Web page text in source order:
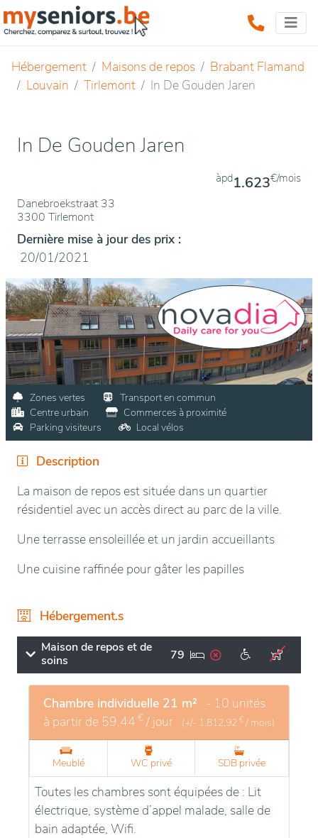
Hébergement Maisons de repos
Brabant Flamand
Louvain
Tirlemont In De Gouden Jaren
In De Gouden Jaren
Danebroekstraat 33
3300 Tirlemont
àpd1.623€/mois
Dernière mise à jour des prix :
20/01/2021
Zones vertes
Transport en commun
Centre urbain
Commerces à proximité
Parking visiteurs
Local vélos
Description
La maison de repos est située dans un quartier
résidentiel avec un accès direct au parc de la ville.
Une terrasse ensoleillée et un jardin accueillants
Une cuisine raffinée pour gâter les papilles
Hébergement.s
Maison de repos et de
soins
79
Chambre individuelle 21 m² - 10 unités
à partir de 59,44 € / jour (+/- 1.812,92 € / mois)
Meublé WC privé SDB privée
Toutes les chambres sont équipées de : Lit
électrique, système d’appel malade, salle de
bain adaptée, Wifi.